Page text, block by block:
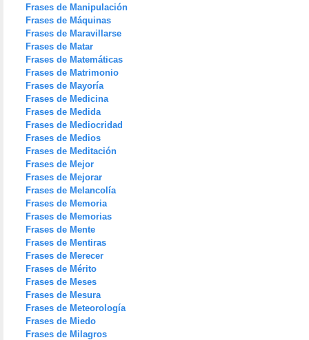
Frases de Manipulación
Frases de Máquinas
Frases de Maravillarse
Frases de Matar
Frases de Matemáticas
Frases de Matrimonio
Frases de Mayoría
Frases de Medicina
Frases de Medida
Frases de Mediocridad
Frases de Medios
Frases de Meditación
Frases de Mejor
Frases de Mejorar
Frases de Melancolía
Frases de Memoria
Frases de Memorias
Frases de Mente
Frases de Mentiras
Frases de Merecer
Frases de Mérito
Frases de Meses
Frases de Mesura
Frases de Meteorología
Frases de Miedo
Frases de Milagros